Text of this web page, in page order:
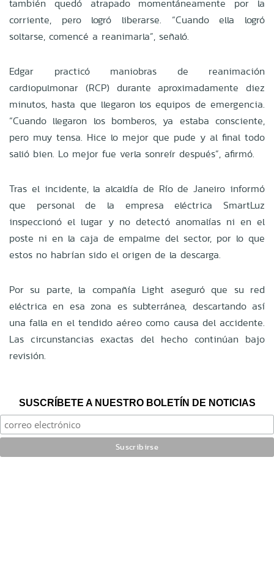
también quedó atrapado momentáneamente por la
corriente, pero logró liberarse. “Cuando ella logró
soltarse, comencé a reanimarla”, señaló.
Edgar practicó maniobras de reanimación
cardiopulmonar (RCP) durante aproximadamente diez
minutos, hasta que llegaron los equipos de emergencia.
“Cuando llegaron los bomberos, ya estaba consciente,
pero muy tensa. Hice lo mejor que pude y al final todo
salió bien. Lo mejor fue verla sonreír después”, afirmó.
Tras el incidente, la alcaldía de Río de Janeiro informó
que personal de la empresa eléctrica SmartLuz
inspeccionó el lugar y no detectó anomalías ni en el
poste ni en la caja de empalme del sector, por lo que
estos no habrían sido el origen de la descarga.
Por su parte, la compañía Light aseguró que su red
eléctrica en esa zona es subterránea, descartando así
una falla en el tendido aéreo como causa del accidente.
Las circunstancias exactas del hecho continúan bajo
revisión.
SUSCRÍBETE A NUESTRO BOLETÍN DE NOTICIAS